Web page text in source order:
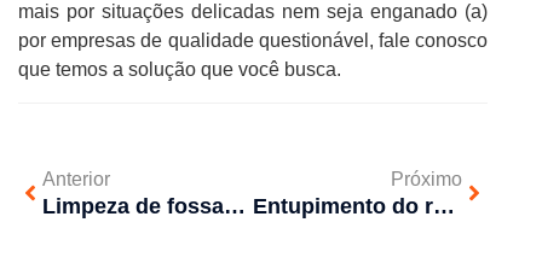
mais por situações delicadas nem seja enganado (a)
por empresas de qualidade questionável, fale conosco
que temos a solução que você busca.
Anterior
Limpeza de fossa: importância de contratar uma empresa experiente
Próximo
Entupimento do ralo: principais motivos